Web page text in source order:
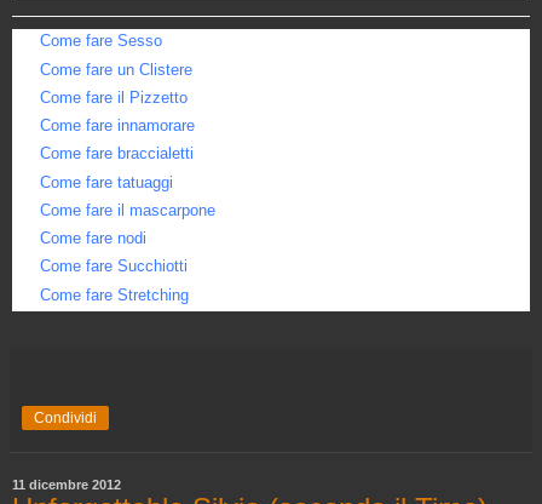
Come fare Sesso
Come fare un Clistere
Come fare il Pizzetto
Come fare innamorare
Come fare braccialetti
Come fare tatuaggi
Come fare il mascarpone
Come fare nodi
Come fare Succhiotti
Come fare Stretching
Condividi
11 dicembre 2012